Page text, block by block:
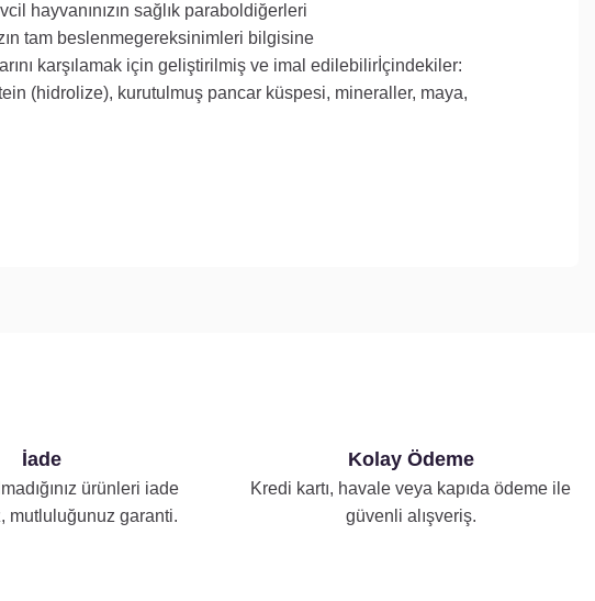
hayvanınızın sağlık parabol diğerleri
tam beslenmegereksinimleri bilgisine
karşılamak için geliştirilmiş ve imal edilebilirİçindekiler:
(hidrolize), kurutulmuş pancar küspesi, mineraller, maya,
İade
ürünleri iade
mutluluğunuz garanti.
Kolay Ödeme
Kredi kartı, havale veya kapıda ödeme ile
güvenli alışveriş.